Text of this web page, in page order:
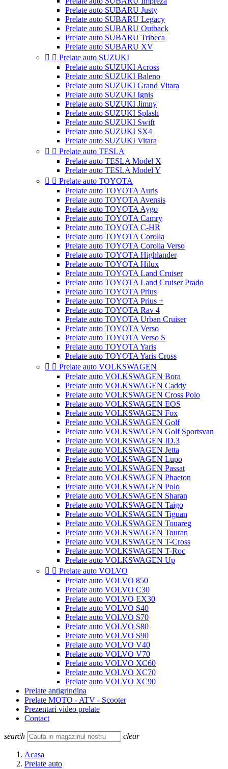
Prelate auto SUBARU Justy
Prelate auto SUBARU Legacy
Prelate auto SUBARU Outback
Prelate auto SUBARU Tribeca
Prelate auto SUBARU XV
  Prelate auto SUZUKI
Prelate auto SUZUKI Across
Prelate auto SUZUKI Baleno
Prelate auto SUZUKI Grand Vitara
Prelate auto SUZUKI Ignis
Prelate auto SUZUKI Jimny
Prelate auto SUZUKI Splash
Prelate auto SUZUKI Swift
Prelate auto SUZUKI SX4
Prelate auto SUZUKI Vitara
  Prelate auto TESLA
Prelate auto TESLA Model X
Prelate auto TESLA Model Y
  Prelate auto TOYOTA
Prelate auto TOYOTA Auris
Prelate auto TOYOTA Avensis
Prelate auto TOYOTA Aygo
Prelate auto TOYOTA Camry
Prelate auto TOYOTA C-HR
Prelate auto TOYOTA Corolla
Prelate auto TOYOTA Corolla Verso
Prelate auto TOYOTA Highlander
Prelate auto TOYOTA Hilux
Prelate auto TOYOTA Land Cruiser
Prelate auto TOYOTA Land Cruiser Prado
Prelate auto TOYOTA Prius
Prelate auto TOYOTA Prius +
Prelate auto TOYOTA Rav 4
Prelate auto TOYOTA Urban Cruiser
Prelate auto TOYOTA Verso
Prelate auto TOYOTA Verso S
Prelate auto TOYOTA Yaris
Prelate auto TOYOTA Yaris Cross
  Prelate auto VOLKSWAGEN
Prelate auto VOLKSWAGEN Bora
Prelate auto VOLKSWAGEN Caddy
Prelate auto VOLKSWAGEN Cross Polo
Prelate auto VOLKSWAGEN EOS
Prelate auto VOLKSWAGEN Fox
Prelate auto VOLKSWAGEN Golf
Prelate auto VOLKSWAGEN Golf Sportsvan
Prelate auto VOLKSWAGEN ID.3
Prelate auto VOLKSWAGEN Jetta
Prelate auto VOLKSWAGEN Lupo
Prelate auto VOLKSWAGEN Passat
Prelate auto VOLKSWAGEN Phaeton
Prelate auto VOLKSWAGEN Polo
Prelate auto VOLKSWAGEN Sharan
Prelate auto VOLKSWAGEN Taigo
Prelate auto VOLKSWAGEN Tiguan
Prelate auto VOLKSWAGEN Touareg
Prelate auto VOLKSWAGEN Touran
Prelate auto VOLKSWAGEN T-Cross
Prelate auto VOLKSWAGEN T-Roc
Prelate auto VOLKSWAGEN Up
  Prelate auto VOLVO
Prelate auto VOLVO 850
Prelate auto VOLVO C30
Prelate auto VOLVO EX30
Prelate auto VOLVO S40
Prelate auto VOLVO S70
Prelate auto VOLVO S80
Prelate auto VOLVO S90
Prelate auto VOLVO V40
Prelate auto VOLVO V70
Prelate auto VOLVO XC60
Prelate auto VOLVO XC70
Prelate auto VOLVO XC90
Prelate antigrindina
Prelate MOTO - ATV - Scooter
Prezentari video prelate
Contact
search clear
Acasa
Prelate auto